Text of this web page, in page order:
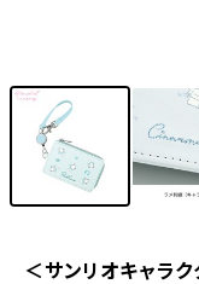
＜サンリオキャラ